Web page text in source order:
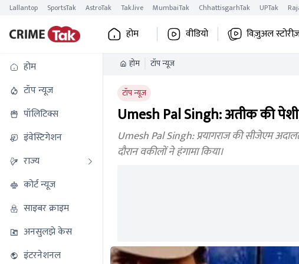
Lallantop SportsTak AstroTak Tak.live MumbaiTak ChhattisgarhTak UPTak
होम वीडियो विज़ुअल
होम
टॉप न्यूज
पॉलिटिक्स
इंवेस्टिगेशन
राज्य
कोर्ट न्यूज
साइबर क्राइम
अनसुलझे केस
इंटरनेशनल
होम टॉप न्यूज
टॉप न्यूज
Umesh Pal Singh: अतीक की
Umesh Pal Singh: प्रयागराज की सीजेएम
दौरान वकीलों ने हंगामा किया।